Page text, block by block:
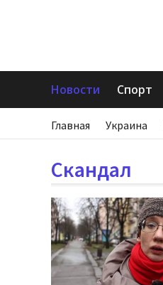
Новости Спорт
Главная Украина
Скандал